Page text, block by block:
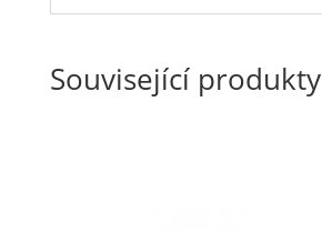
Související produkty